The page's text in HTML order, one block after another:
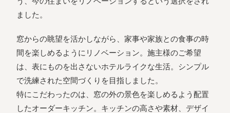
ました。
窓からの眺望を活かしながら、家事や家族との食事の時
間を楽しめるようにリノベーション。施主様のご希望
は、表にものを出さないホテルライクな生活。シンプル
で洗練された空間づくりを目指しました。
特にこだわったのは、窓の外の景色を楽しめるよう配置
したオーダーキッチン。キッチンの高さや素材、デザイ